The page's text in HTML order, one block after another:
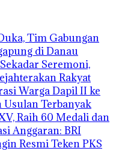
Tim Gabungan
di Danau
Seremoni,
Rakyat
Warga Dapil II ke
Terbanyak
Raih 60 Medali dan
Anggaran: BRI
Resmi Teken PKS